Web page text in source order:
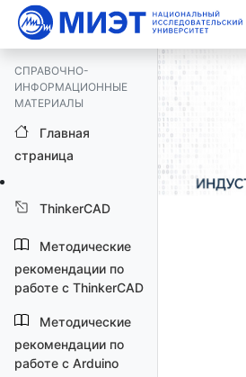
СПРАВОЧНО-
ИНФОРМАЦИОННЫЕ
МАТЕРИАЛЫ
Главная
страница
ThinkerCAD
Методические
рекомендации по
работе с ThinkerCAD
Методические
рекомендации по
работе с Arduino